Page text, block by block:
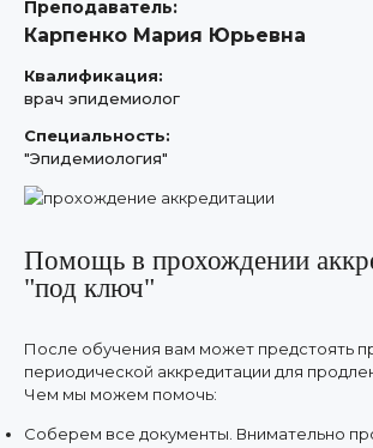
Преподаватель:
Карпенко Мария Юрьевна
Квалификация:
врач эпидемиолог
Специальность:
"Эпидемиология"
Помощь в прохождении
"под ключ"
После обучения вам может предстоять
периодической аккредитации для
Чем мы можем помочь:
Соберем все документы. Внимательно